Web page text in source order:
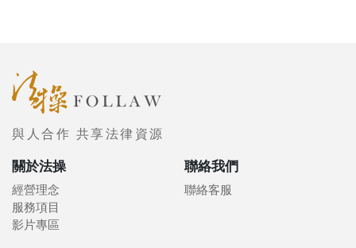
與人合作 共享法律資源
關於法操
經營理念
服務項目
影片專區
聯絡我們
聯絡客服